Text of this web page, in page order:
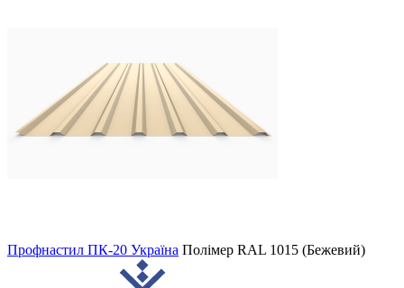
Профнастил ПК-20 Україна Полімер RAL 1015 (Бежевий)